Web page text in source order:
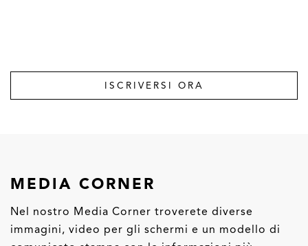
ISCRIVERSI ORA
MEDIA CORNER
Nel nostro Media Corner troverete diverse
immagini, video per gli schermi e un modello di